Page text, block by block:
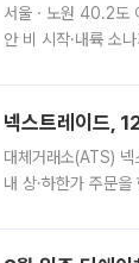
서울ㆍ노원 40.2도
안 비 시작·내륙 소
넥스트레이드,
대체거래소(ATS)
내 상·하한가 주문